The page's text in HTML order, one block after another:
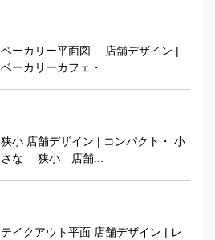
ベーカリー平面図 店舗デザイン |
ベーカリーカフェ・...
狭小 店舗デザイン | コンパクト・ 小
さな 狭小 店舗...
テイクアウト平面 店舗デザイン | レ